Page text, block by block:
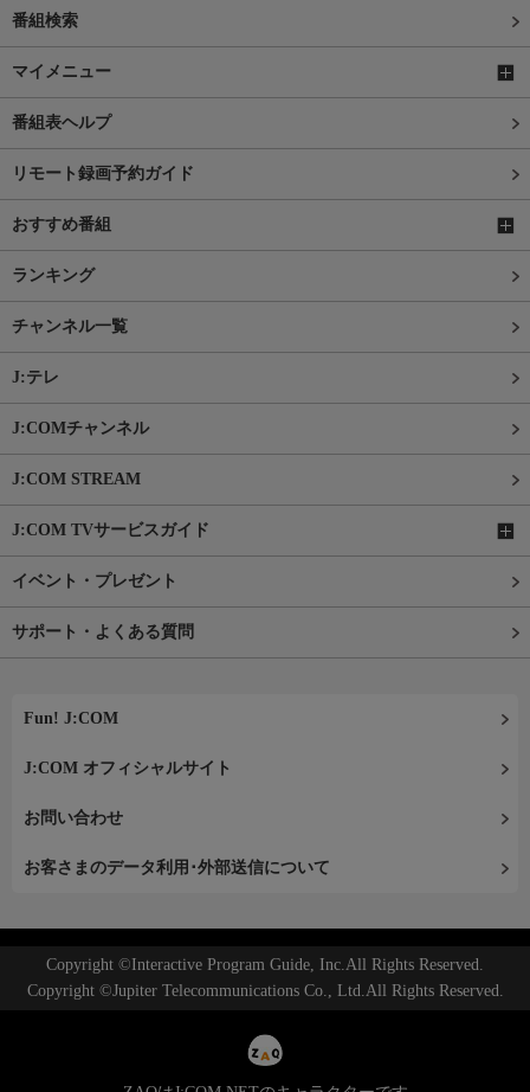
番組検索
マイメニュー
番組表ヘルプ
リモート録画予約ガイド
おすすめ番組
ランキング
チャンネル一覧
J:テレ
J:COMチャンネル
J:COM STREAM
J:COM TVサービスガイド
イベント・プレゼント
サポート・よくある質問
Fun! J:COM
J:COM オフィシャルサイト
お問い合わせ
お客さまのデータ利用･外部送信について
Copyright ©Interactive Program Guide, Inc.All Rights Reserved.
Copyright ©Jupiter Telecommunications Co., Ltd.All Rights Reserved.